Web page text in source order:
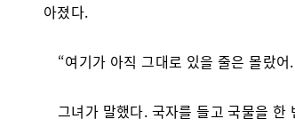
아졌다.
“여기가 아직 그대로 있을 줄은 몰랐어
그녀가 말했다. 국자를 들고 국물을 한